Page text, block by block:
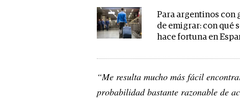
Para argentinos con
de emigrar: con qué
hace fortuna en
“Me resulta mucho más fácil
probabilidad bastante razonable de